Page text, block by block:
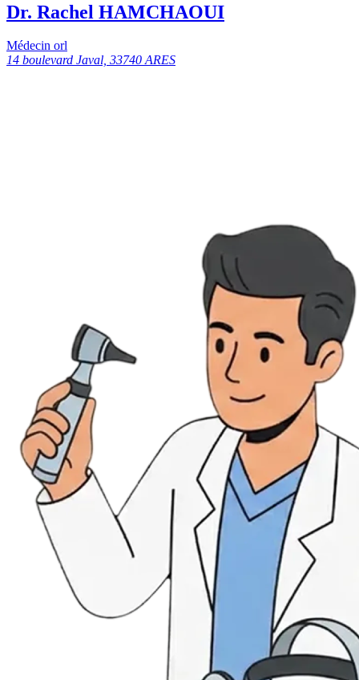
Dr. Rachel HAMCHAOUI
Médecin orl
14 boulevard Javal, 33740 ARES